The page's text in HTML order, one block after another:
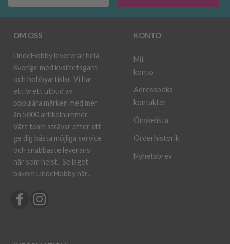
OM OSS
LindeHobby levererar hela
Sverige med kvalitetsgarn
och hobbyartiklar. Vi har
ett brett utbud av
populära märken med mer
än 5000 artikelnummer.
Vårt team strävar efter att
ge dig bästa möjliga service
och snabbaste leverans
när som helst. Se laget
bakom LindeHobby här..
KONTO
Mit
konto
Adressboks
kontakter
Önskelista
Orderhistorik
Nyhetsbrev